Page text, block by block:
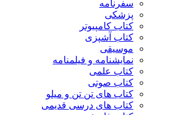
سفرنامه
پزشکی
کتاب کامپیوتر
کتاب آشپزی
موسیقی
نمایشنامه و فیلمنامه
کتاب علمی
کتاب صوتی
کتاب های تن تن و میلو
کتاب های درسی قدیمی